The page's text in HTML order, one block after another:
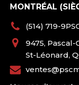
MONTRÉAL
(514) 719-
9475, Pascal-
St-Léonard,